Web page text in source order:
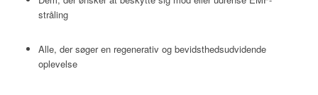
stråling
Alle, der søger en regenerativ og bevidsthedsudvidende
oplevelse